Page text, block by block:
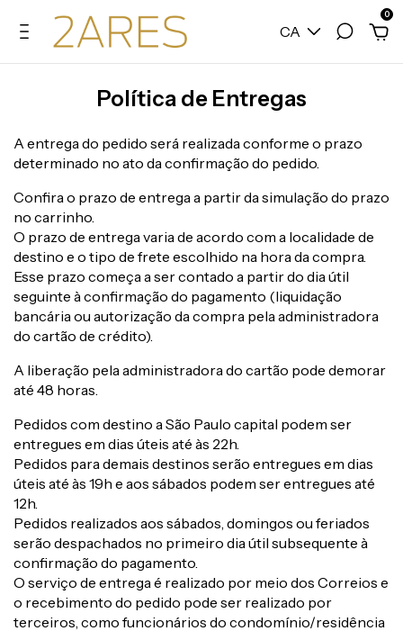
CA
0
Política de Entregas
A entrega do pedido será realizada conforme o prazo
determinado no ato da confirmação do pedido.
Confira o prazo de entrega a partir da simulação do prazo
no carrinho.
O prazo de entrega varia de acordo com a localidade de
destino e o tipo de frete escolhido na hora da compra.
Esse prazo começa a ser contado a partir do dia útil
seguinte à confirmação do pagamento (liquidação
bancária ou autorização da compra pela administradora
do cartão de crédito).
A liberação pela administradora do cartão pode demorar
até 48 horas.
Pedidos com destino a São Paulo capital podem ser
entregues em dias úteis até às 22h.
Pedidos para demais destinos serão entregues em dias
úteis até às 19h e aos sábados podem ser entregues até
12h.
Pedidos realizados aos sábados, domingos ou feriados
serão despachados no primeiro dia útil subsequente à
confirmação do pagamento.
O serviço de entrega é realizado por meio dos Correios e
o recebimento do pedido pode ser realizado por
terceiros, como funcionários do condomínio/residência